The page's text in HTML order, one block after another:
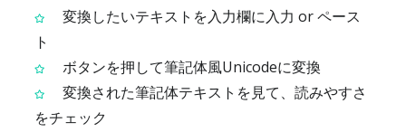
変換したいテキストを入力欄に入力 or ペース
ト
ボタンを押して筆記体風Unicodeに変換
変換された筆記体テキストを見て、読みやすさ
をチェック